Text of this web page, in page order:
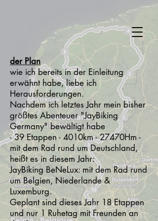
der Plan
wie ich bereits in der Einleitung
erwähnt habe, liebe ich
Herausforderungen.
Nachdem ich letztes Jahr mein bisher
größtes Abenteuer "JayBiking
Germany" bewältigt habe
- 39 Etappen - 4010km - 27470Hm -
mit dem Rad rund um Deutschland,
heißt es in diesem Jahr:
JayBiking BeNeLux: mit dem Rad rund
um Belgien, Niederlande &
Luxemburg.
Geplant sind dieses Jahr 18 Etappen
und nur 1 Ruhetag mit Freunden an